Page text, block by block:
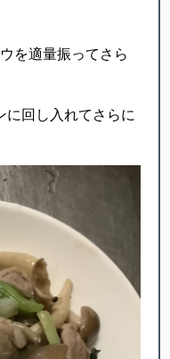
を適量振ってさら
に回し入れてさらに